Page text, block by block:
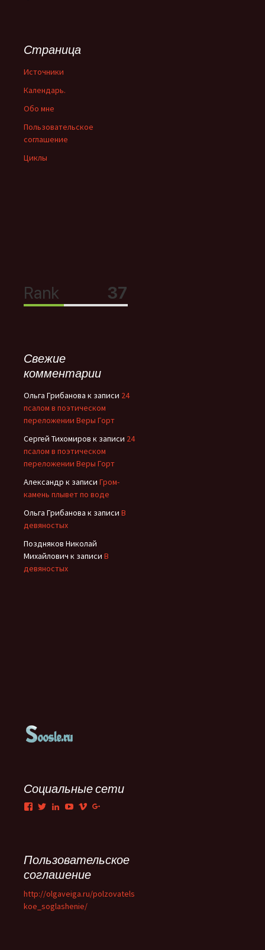
Страница
Источники
Календарь.
Обо мне
Пользовательское
соглашение
Циклы
Свежие
комментарии
Ольга Грибанова к записи 24
псалом в поэтическом
переложении Веры Горт
Сергей Тихомиров к записи 24
псалом в поэтическом
переложении Веры Горт
Александр к записи Гром-
камень плывет по воде
Ольга Грибанова к записи В
девяностых
Поздняков Николай
Михайлович к записи В
девяностых
Социальные сети
Facebook
TwitterLinkedIn
YouTube
Vimeo
Пользовательское
соглашение
http://olgaveiga.ru/polzovatels
koe_soglashenie/